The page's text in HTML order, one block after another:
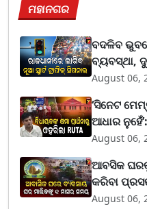
ମହାନଗର
ବଦଳିବ
ବ୍ୟବସ୍ଥା,
August 06,
‘ସିନେଟ
ଆଧାର
August 06,
ଆବସିକ
କରିବା
August 06,